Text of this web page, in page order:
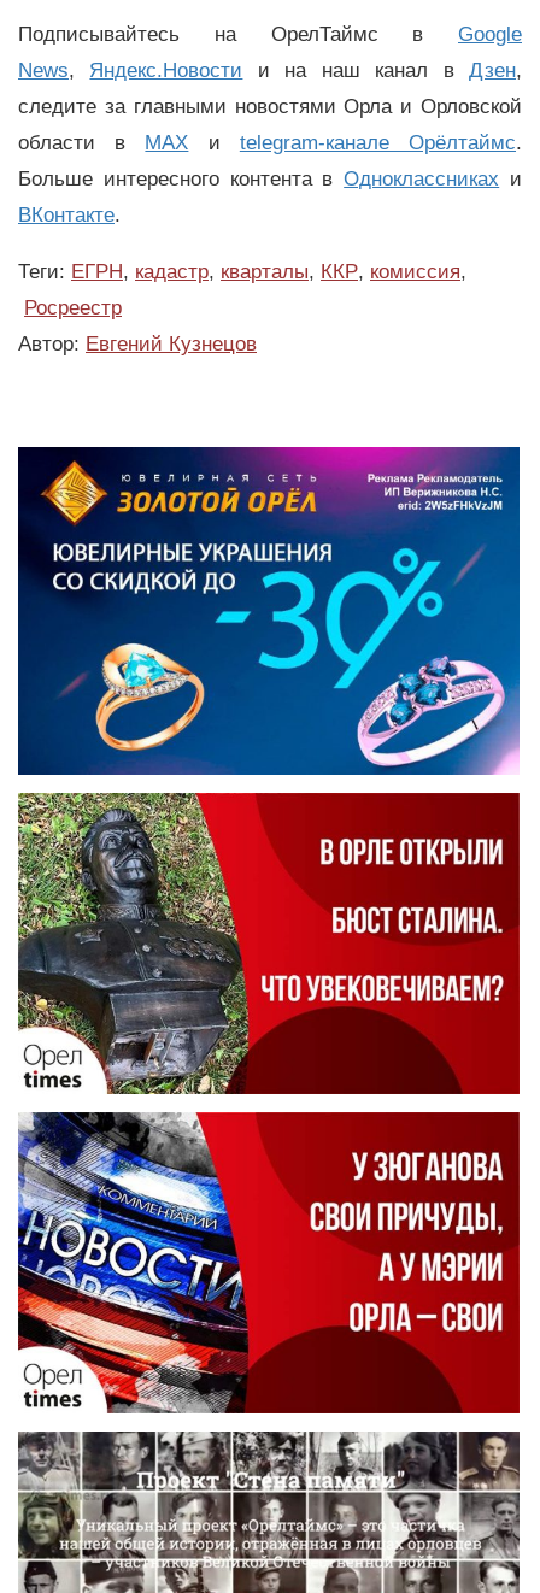
Подписывайтесь на ОрелТаймс в Google
News, Яндекс.Новости и на наш канал вДзен,
следите за главными новостями Орла и Орловской
области в MAX и telegram-канале Орёлтаймс.
Больше интересного контента вОдноклассниках и
ВКонтакте.
Теги: ЕГРН, кадастр, кварталы, ККР, комиссия,
Росреестр
Автор: Евгений Кузнецов